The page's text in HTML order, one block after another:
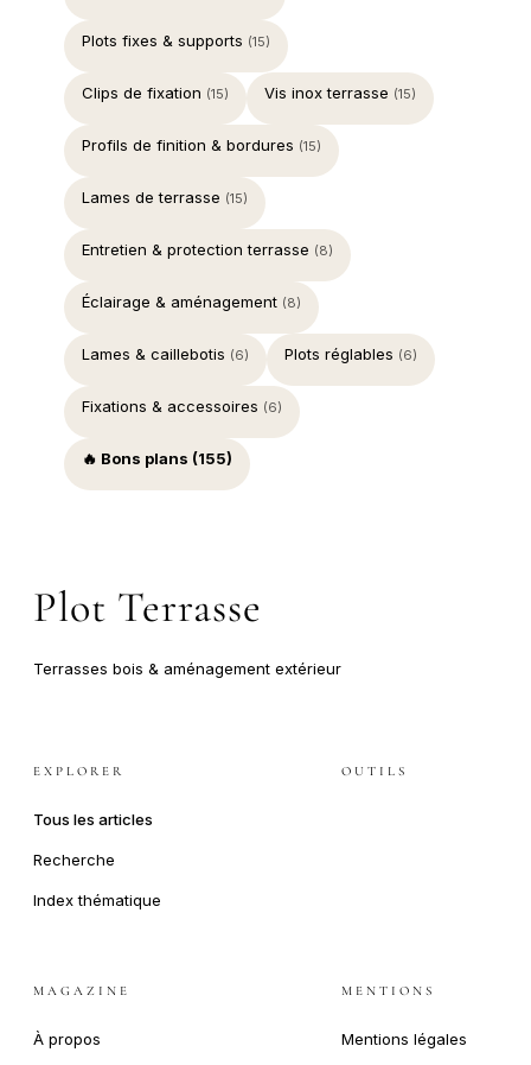
Plots fixes & supports (15)
Clips de fixation (15) Vis inox terrasse (15)
Profils de finition & bordures (15)
Lames de terrasse (15)
Entretien & protection terrasse (8)
Éclairage & aménagement (8)
Lames & caillebotis (6) Plots réglables (6)
Fixations & accessoires (6)
🔥 Bons plans (155)
Plot Terrasse
Terrasses bois & aménagement extérieur
EXPLORER
Tous les articles
Recherche
Index thématique
OUTILS
MAGAZINE
À propos
MENTIONS
Mentions légales